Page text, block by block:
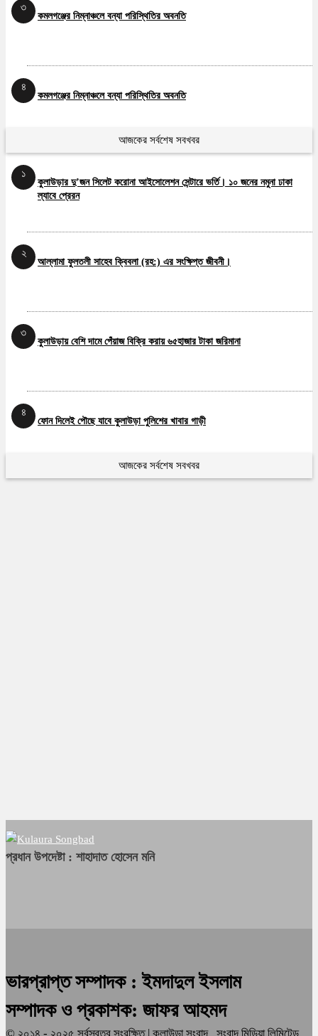
৩
কমলগঞ্জের নিম্নাঞ্চলে বন্যা পরিস্থিতির অবনতি
৪
কমলগঞ্জের নিম্নাঞ্চলে বন্যা পরিস্থিতির অবনতি
৫
কমলগঞ্জের নিম্নাঞ্চলে বন্যা পরিস্থিতির অবনতি
আজকের সর্বশেষ সবখবর
১
কুলাউড়ার দু’জন সিলেট করোনা আইসোলেশন সেন্টারে ভর্তি। ১০ জনের নমুনা ঢাকা
ল্যাবে প্রেরন
২
আল্লামা ফুলতলী সাহেব ক্বিবলা (রহ:) এর সংক্ষিপ্ত জীবনী।
৩
কুলাউড়ায় বেশি দামে পেঁয়াজ বিক্রি করায় ৬৫হাজার টাকা জরিমানা
৪
ফোন দিলেই পৌছে যাবে কুলাউড়া পুলিশের খাবার গাড়ী
আজকের সর্বশেষ সবখবর
প্রধান উপদেষ্টা : শাহাদাত হোসেন মনি
ভারপ্রাপ্ত সম্পাদক : ইমদাদুল ইসলাম
সম্পাদক ও প্রকাশক: জাফর আহমদ
© ২০১৪ - ২০২৫ সর্বস্বত্ব সংরক্ষিত | কুলাউড়া সংবাদ , সংবাদ মিডিয়া লিমিটেড,